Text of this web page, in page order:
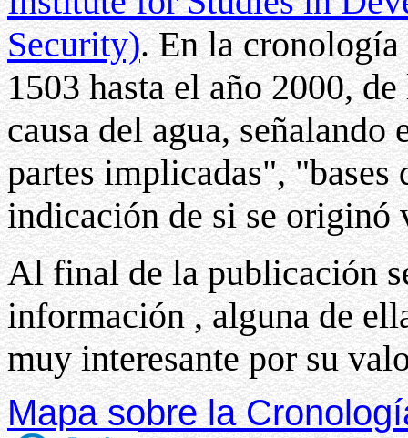
Security). En la cronología
1503 hasta el año 2000,
causa del agua, señalando
partes implicadas",
indicación de si se originó
Al final de la publicación
información , alguna de
muy interesante por su
Mapa sobre la